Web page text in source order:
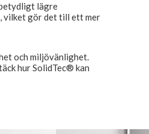
lägre
vilket gör det till ett mer
och miljövänlighet.
hur SolidTec® kan